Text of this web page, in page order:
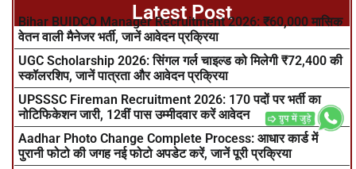
Latest Post
Bihar BUIDCO Manager Recruitment 2026: ₹60,000 मासिक
वेतन वाली मैनेजर भर्ती, जानें आवेदन प्रक्रिया
UGC Scholarship 2026: सिंगल गर्ल चाइल्ड को मिलेगी ₹72,400 की
स्कॉलरशिप, जानें पात्रता और आवेदन प्रक्रिया
UPSSSC Fireman Recruitment 2026: 170 पदों पर भर्ती का
नोटिफिकेशन जारी, 12वीं पास उम्मीदवार करें आवेदन
Aadhar Photo Change Complete Process: आधार कार्ड में
पुरानी फोटो की जगह नई फोटो अपडेट करें, जानें पूरी प्रक्रिया